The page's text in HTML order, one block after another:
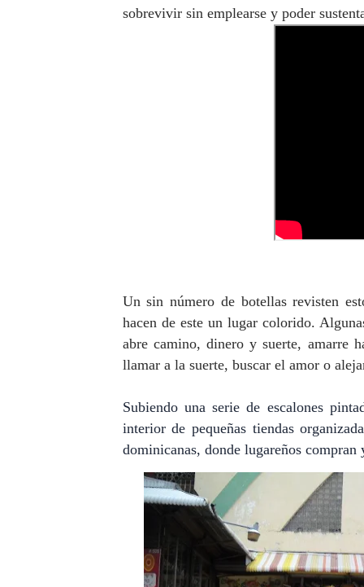
DIPLAN presenta logros
sobrevivir sin emplearse y poder
Un sin número de botellas revisten
hacen de este un lugar colorido.
abre camino, dinero y suerte, amarre
llamar a la suerte, buscar el amor o
Subiendo una serie de escalones
interior de pequeñas tiendas
dominicanas, donde lugareños compran